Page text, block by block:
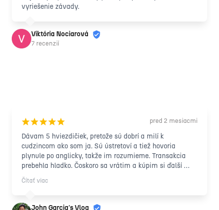
vyriešenie závady.
Viktória Nociarová
7 recenzií
¡¡¡¡¡ pred 2 mesiacmi
Dávam 5 hviezdičiek, pretože sú dobrí a milí k
cudzincom ako som ja. Sú ústretoví a tiež hovoria
plynule po anglicky, takže im rozumieme. Transakcia
prebehla hladko. Čoskoro sa vrátim a kúpim si ďalší
tovar ☺️ Ďakujem veľmi pekne!!! Môžem len povedať
„100% ODPORÚČAM“ tým, ktorí hľadajú lacný iPhone ☺️
Čítať viac
John Garcia's Vlog